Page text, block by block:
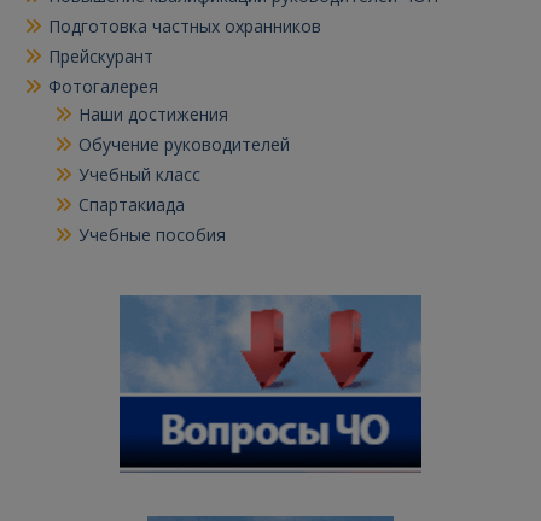
Подготовка частных охранников
Прейскурант
Фотогалерея
Наши достижения
Обучение руководителей
Учебный класс
Спартакиада
Учебные пособия